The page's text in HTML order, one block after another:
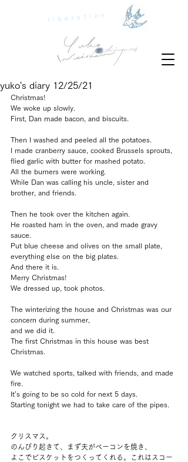
liberation
yuko's diary 12/25/21
Christmas!
We woke up slowly.
First, Dan made bacon, and biscuits.
Then I washed and peeled all the potatoes.
I made cranberry sauce, cooked Brussels sprouts,
flied garlic with butter for mashed potato.
All the burners were working.
While Dan was calling his uncle, sister and
brother, and friends.
Then he took over the kitchen again.
He roasted ham in the oven, and made gravy
sauce.
Put blue cheese and olives on the small plate,
everything else on the big plates.
And there it is.
Merry Christmas!
We dressed up, took photos.
The winterizing the house and Christmas was our
concern during summer,
and we did it.
The first Christmas in this house was best
Christmas.
We watched sports, talked with friends, and made
fire.
It’s going to be so cold for next 5 days.
Starting tonight we had to take care of the pipes.
クリスマス。
のんびり起きて、まず夫がベーコンを焼き、
よこでビスケットをつくってくれる。これはスコー